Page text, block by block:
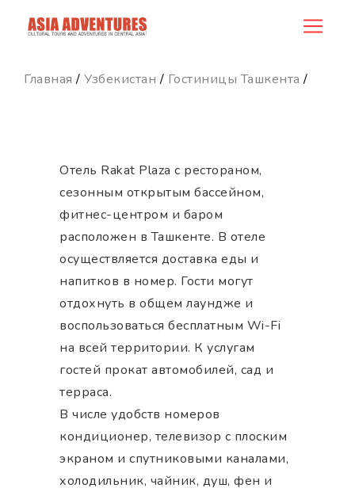
hotel_id
Главная / Узбекистан / Гостиницы Ташкента /
Отель Rakat Plaza с рестораном,
сезонным открытым бассейном,
фитнес-центром и баром
расположен в Ташкенте. В отеле
осуществляется доставка еды и
напитков в номер. Гости могут
отдохнуть в общем лаундже и
воспользоваться бесплатным Wi-Fi
на всей территории. К услугам
гостей прокат автомобилей, сад и
терраса.
В числе удобств номеров
кондиционер, телевизор с плоским
экраном и спутниковыми каналами,
холодильник, чайник, душ, фен и